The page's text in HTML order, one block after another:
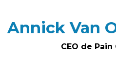
Annick Van
CEO de